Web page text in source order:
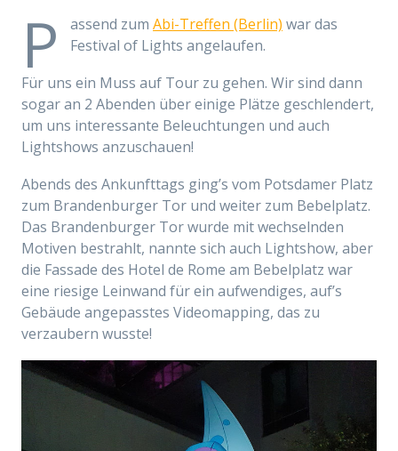
P assend zum Abi-Treffen (Berlin) war das
Festival of Lights angelaufen.
Für uns ein Muss auf Tour zu gehen. Wir sind dann
sogar an 2 Abenden über einige Plätze geschlendert,
um uns interessante Beleuchtungen und auch
Lightshows anzuschauen!
Abends des Ankunfttags ging’s vom Potsdamer Platz
zum Brandenburger Tor und weiter zum Bebelplatz.
Das Brandenburger Tor wurde mit wechselnden
Motiven bestrahlt, nannte sich auch Lightshow, aber
die Fassade des Hotel de Rome am Bebelplatz war
eine riesige Leinwand für ein aufwendiges, auf’s
Gebäude angepasstes Videomapping, das zu
verzaubern wusste!